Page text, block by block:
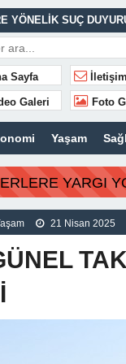
YÖNELİK SUÇ
EFE
UNUTULMADI
ÖNEMLİ
Sayfa İletişim
Galeri Foto
Yaşam
YARGI
21 Nisan 2025